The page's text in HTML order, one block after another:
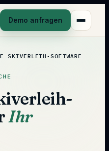
Demo anfragen
SKIVERLEIH-SOFTWARE
Ihr